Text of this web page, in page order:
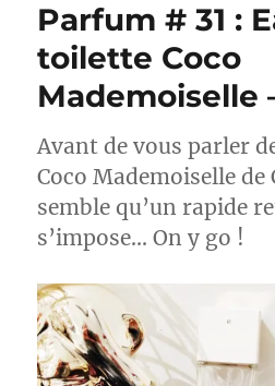
Parfum # 31 :
toilette Coco
Mademoiselle
Avant de vous parler
Coco Mademoiselle de
semble qu’un rapide
s’impose… On y go !